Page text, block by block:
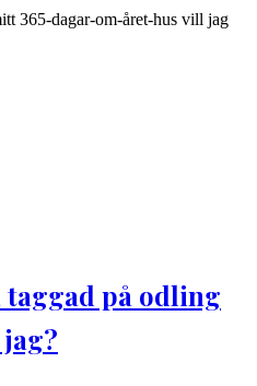
365-dagar-om-året-hus vill jag
taggad på odling